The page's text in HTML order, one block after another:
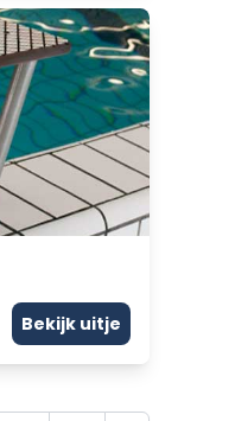
Bekijk uitje